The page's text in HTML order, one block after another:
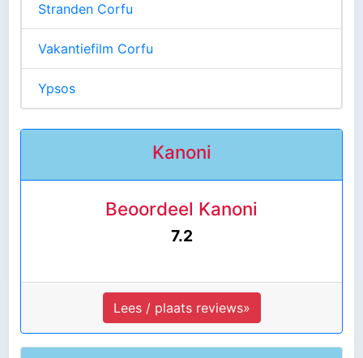
Stranden Corfu
Vakantiefilm Corfu
Ypsos
Kanoni
Beoordeel Kanoni
7.2
Lees / plaats reviews»